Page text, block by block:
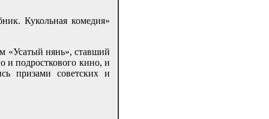
Кукольная комедия»
«Усатый нянь», ставший
и подросткового кино, и
призами советских и